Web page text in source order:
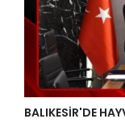
BALIKESİR'DE